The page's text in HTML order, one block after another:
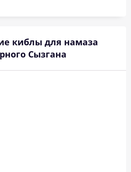
киблы для намаза
Сызгана